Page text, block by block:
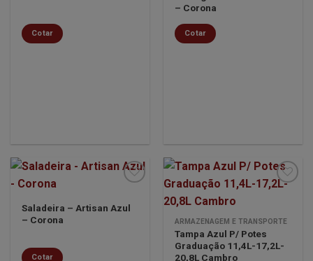
Cotar
– Corona
Cotar
Saladeira – Artisan Azul
– Corona
Cotar
Minha
lista de
desejos
ARMAZENAGEM E TRANSPORTE
Tampa Azul P/ Potes
Graduação 11,4L-17,2L-
20,8L Cambro